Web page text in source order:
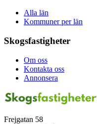
Alla län
Kommuner per län
Skogsfastigheter
Om oss
Kontakta oss
Annonsera
Frejgatan 58